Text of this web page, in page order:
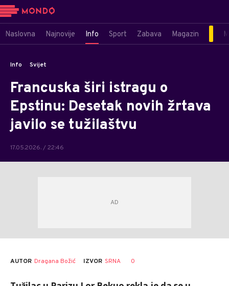
Naslovna Najnovije Info Sport Zabava Magazin
Info Svijet
Francuska širi istragu o
Epstinu: Desetak novih žrtava
javilo se tužilaštvu
17.05.2026. / 22:46
AUTOR Dragana Božić IZVOR SRNA 0